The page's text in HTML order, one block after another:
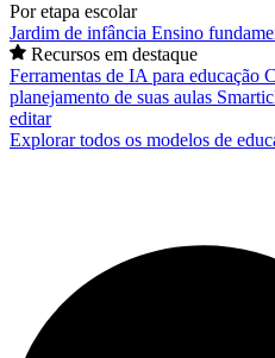
Por etapa escolar
Jardim de infância Ensino
Recursos em destaque
Ferramentas de IA para educação
planejamento de suas aulas
editar
Explorar todos os modelos de